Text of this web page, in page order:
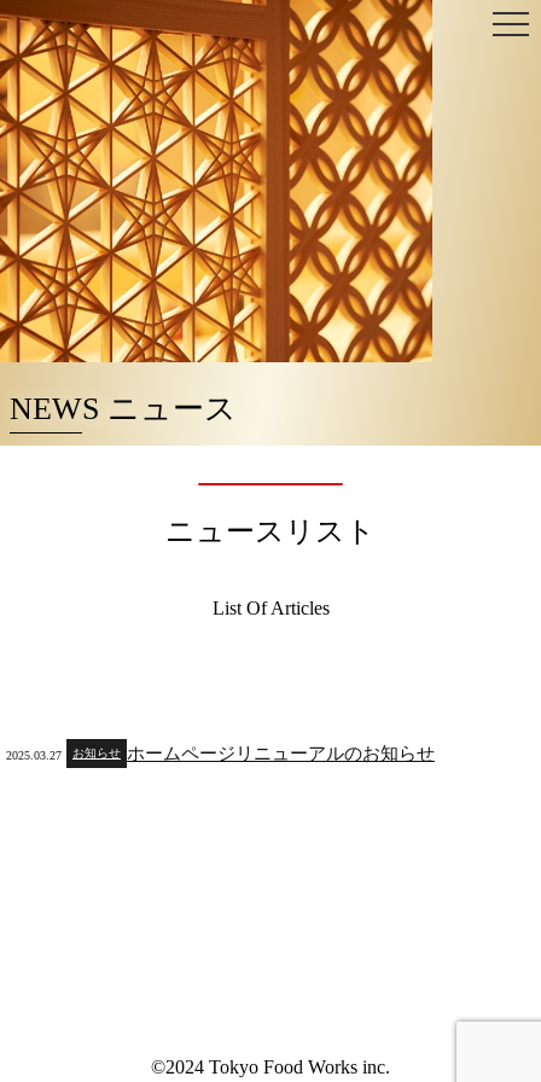
Skip
to
content
NEWS ニュース
ニュースリスト
List Of Articles
2025.03.27 お知らせ ホームページリニューアルのお知らせ
©2024 Tokyo Food Works inc.